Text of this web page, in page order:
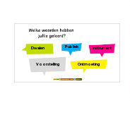
Dwalen Publiek Instrument
Ontmoeting
Voorstelling